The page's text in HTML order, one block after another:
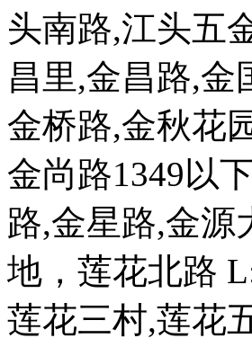
头南路,江头五
昌里,金昌路,金
金桥路,金秋花
金尚路1349以
路,金星路,金源
地，莲花北路
莲花三村,莲花